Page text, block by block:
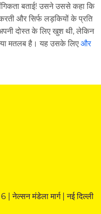
बताई! उसने उससे कहा कि
और सिर्फ लड़कियों के प्रति
दोस्त के लिए खुश थी, लेकिन
मतलब है। यह उसके लिएऔर
| नेल्सन मंडेला मार्ग | नई दिल्ली